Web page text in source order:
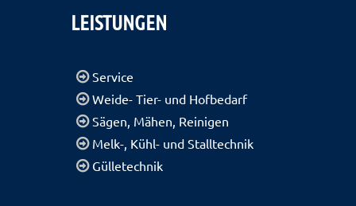
LEISTUNGEN
Service
Weide- Tier- und Hofbedarf
Sägen, Mähen, Reinigen
Melk-, Kühl- und Stalltechnik
Gülletechnik